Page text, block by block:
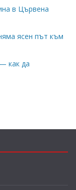
в Цървена
ясен път към
как да